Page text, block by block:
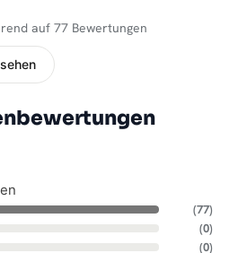
auf 77 Bewertungen
(77)
(0)
(0)